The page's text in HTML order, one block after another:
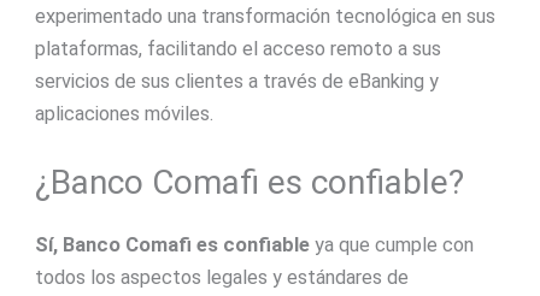
experimentado una transformación tecnológica en sus
plataformas, facilitando el acceso remoto a sus
servicios de sus clientes a través de eBanking y
aplicaciones móviles.
¿Banco Comafi es confiable?
Sí, Banco Comafi es confiableya que cumple con
todos los aspectos legales y estándares de